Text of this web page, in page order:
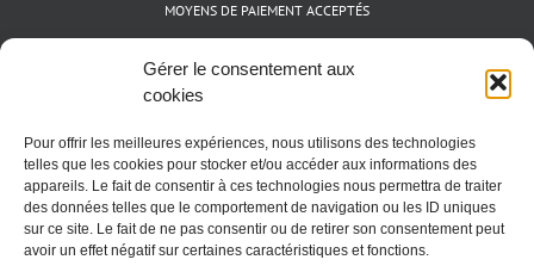
Gérer le consentement aux
cookies
Pour offrir les meilleures expériences, nous utilisons des technologies
telles que les cookies pour stocker et/ou accéder aux informations des
appareils. Le fait de consentir à ces technologies nous permettra de traiter
des données telles que le comportement de navigation ou les ID uniques
sur ce site. Le fait de ne pas consentir ou de retirer son consentement peut
avoir un effet négatif sur certaines caractéristiques et fonctions.
MOYENS DE PAIEMENT ACCEPTÉS
Espèces (EUR)
Cartes bancaires (VISA, Mastercard et AMEX)
Cryptomonnaies (BTC)